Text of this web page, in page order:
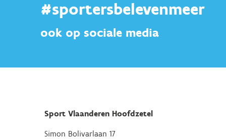
#sportersbelevenmeer
ook op sociale media
Sport Vlaanderen Hoofdzetel
Simon Bolivarlaan 17